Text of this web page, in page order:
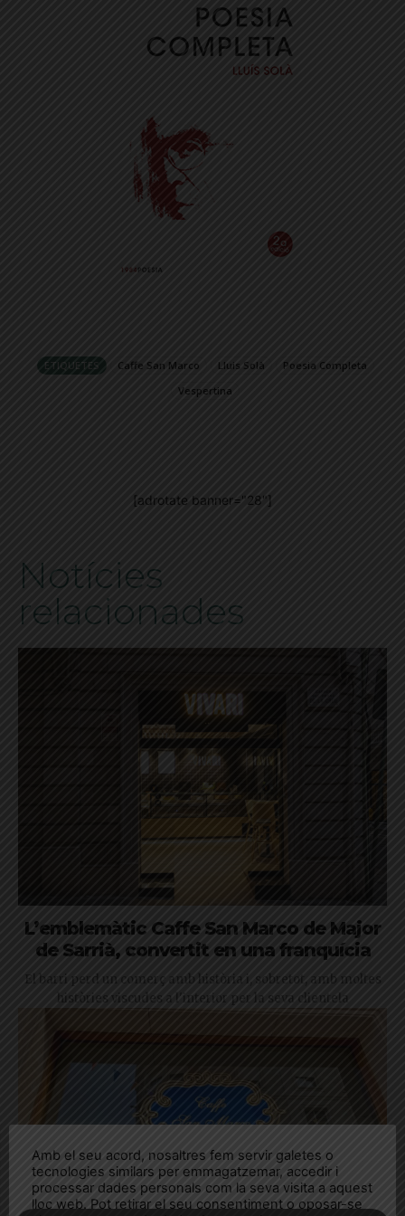
ETIQUETES Caffe San Marco Lluis Solà
Poesia Completa
Vespertina
[adrotate banner="28"]
Notícies
relacionades
L’emblemàtic Caffe San Marco de Major
de Sarrià, convertit en una franquícia
El barri perd un comerç amb història i, sobretot, amb moltes
històries viscudes a l'interior per la seva clientela
Amb el seu acord, nosaltres fem servir galetes o
tecnologies similars per emmagatzemar, accedir i
processar dades personals com la seva visita a aquest
lloc web. Pot retirar el seu consentiment o oposar-se